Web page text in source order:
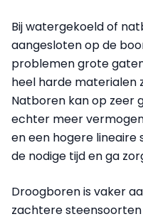
Bij watergekoeld of
aangesloten op de
problemen grote
heel harde materialen
Natboren kan op zeer
echter meer
en een hogere lineaire
de nodige tijd en ga
Droogboren is vaker
zachtere